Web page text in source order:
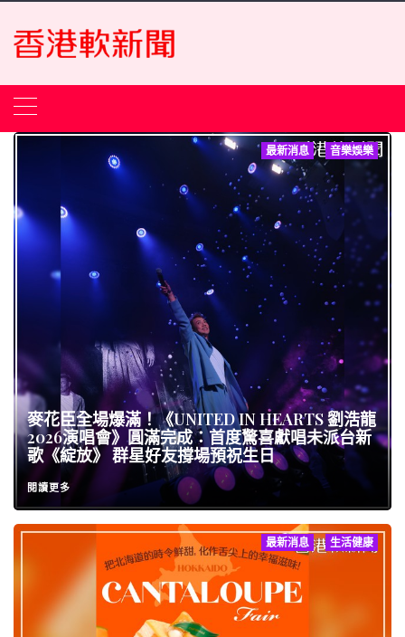
Skip
content
最新消息 音樂娛樂
麥花臣全場爆滿！《UNITED IN HEARTS 劉浩龍
2026演唱會》圓滿完成：首度驚喜獻唱未派台新
歌《綻放》 群星好友撐場預祝生日
閱讀更多
最新消息 生活健康